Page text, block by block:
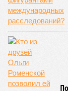
Около 100 лет
у нас назвали
паводок,
человек не
приключилось.
Зима 1931 года